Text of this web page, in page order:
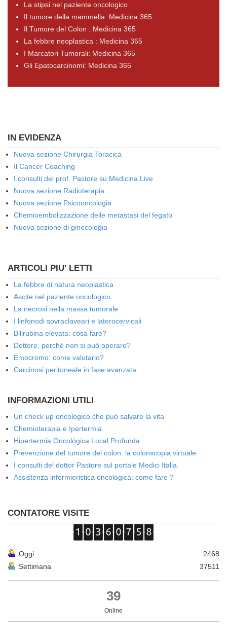
La stipsi nel paziente oncologico
Il tumore della mammella: Medicina 365
Il Tumore del Colon : Medicina 365
La febbre neoplastica : Medicina 365
I Marcatori Tumorali: Medicina 365
Gli Epatocarcinomi: Medicina 365
IN EVIDENZA
Nuova sezione Chirurgia Toracica
Il Cancer Coaching
I consulti del prof. Pastore su Medicina Live
Nuova sezione Radioterapia
Nuova sezione Psicooncologia
Chemioembolizzazione delle metastasi del fegato
Nuova sezione di ginecologia
ARTICOLI PIU' LETTI
La febbre di natura neoplastica
Ascite nel paziente oncologico
La necrosi nella massa tumorale
I linfonodi sovraclaveari e laterocervicali
Bilirubina elevata: cosa fare?
Dottore, perché non si può operare?
Emocromo: come valutarlo?
Carcinosi peritoneale in fase avanzata
INFORMAZIONI UTILI
Un check up oncologico che può salvare la vita
Chemioterapia e Ipertermia
Hipertermia Oncológica Local Profunda
Prevenzione del tumore del colon: la colonscopia virtuale
I consulti del dottor Pastore sul portale Medici Italia
Assistenza infermieristica oncologica: come fare ?
CONTATORE VISITE
Oggi
2468
Settimana
37511
39
Online